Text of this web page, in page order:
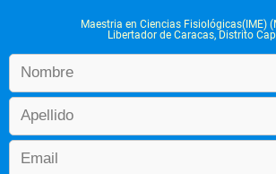
Maestria en Ciencias Fisiológicas(IME)
Libertador de Caracas, Distrito